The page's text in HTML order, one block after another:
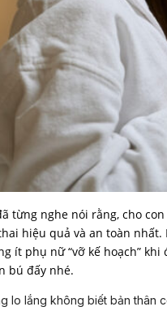
từng nghe nói rằng, cho
hiệu quả và an toàn nhất.
ít phụ nữ “vỡ kế hoạch” khi
bú đấy nhé.
lo lắng không biết bản thân